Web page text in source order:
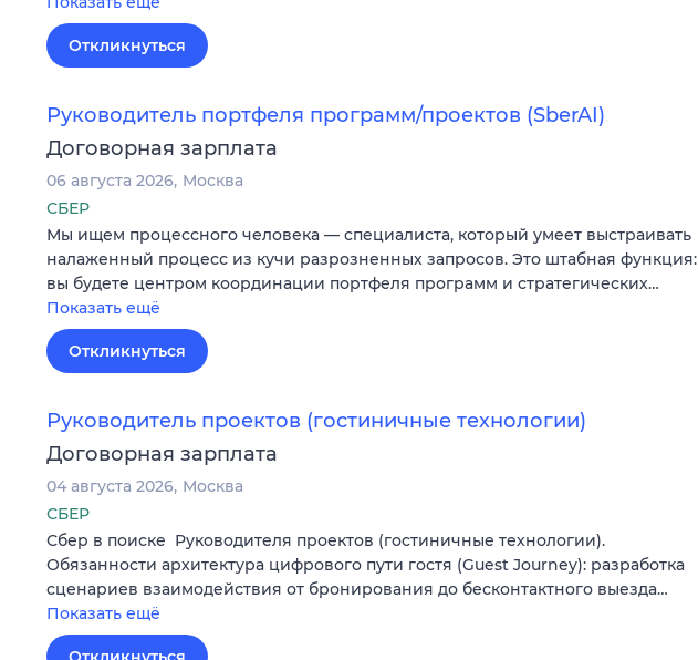
Откликнуться
Руководитель портфеля программ/проектов (SberAI)
Договорная зарплата
06 августа 2026 Москва
СБЕР
Мы ищем процессного человека — специалиста, который умеет выстраивать
налаженный процесс из кучи разрозненных запросов. Это штабная функция:
вы будете центром координации портфеля программ и стратегических…
Показать ещё
Откликнуться
Руководитель проектов (гостиничные технологии)
Договорная зарплата
04 августа 2026 Москва
СБЕР
Сбер в поиске Руководителя проектов (гостиничные технологии).
Обязанности архитектура цифрового пути гостя (Guest Journey): разработка
сценариев взаимодействия от бронирования до бесконтактного выезда…
Показать ещё